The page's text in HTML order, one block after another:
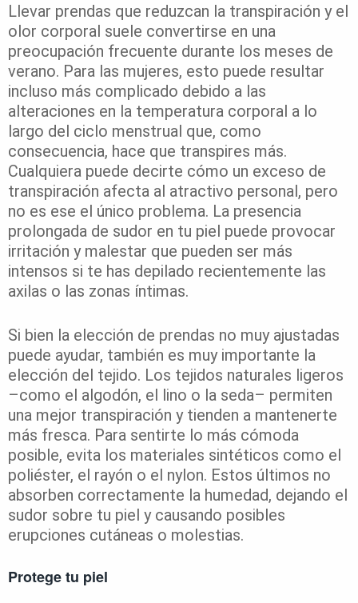
Llevar prendas que reduzcan la transpiración y el
olor corporal suele convertirse en una
preocupación frecuente durante los meses de
verano. Para las mujeres, esto puede resultar
incluso más complicado debido a las
alteraciones en la temperatura corporal a lo
largo del ciclo menstrual que, como
consecuencia, hace que transpires más.
Cualquiera puede decirte cómo un exceso de
transpiración afecta al atractivo personal, pero
no es ese el único problema. La presencia
prolongada de sudor en tu piel puede provocar
irritación y malestar que pueden ser más
intensos si te has depilado recientemente las
axilas o las zonas íntimas.
Si bien la elección de prendas no muy ajustadas
puede ayudar, también es muy importante la
elección del tejido. Los tejidos naturales ligeros
–como el algodón, el lino o la seda– permiten
una mejor transpiración y tienden a mantenerte
más fresca. Para sentirte lo más cómoda
posible, evita los materiales sintéticos como el
poliéster, el rayón o el nylon. Estos últimos no
absorben correctamente la humedad, dejando el
sudor sobre tu piel y causando posibles
erupciones cutáneas o molestias.
Protege tu piel